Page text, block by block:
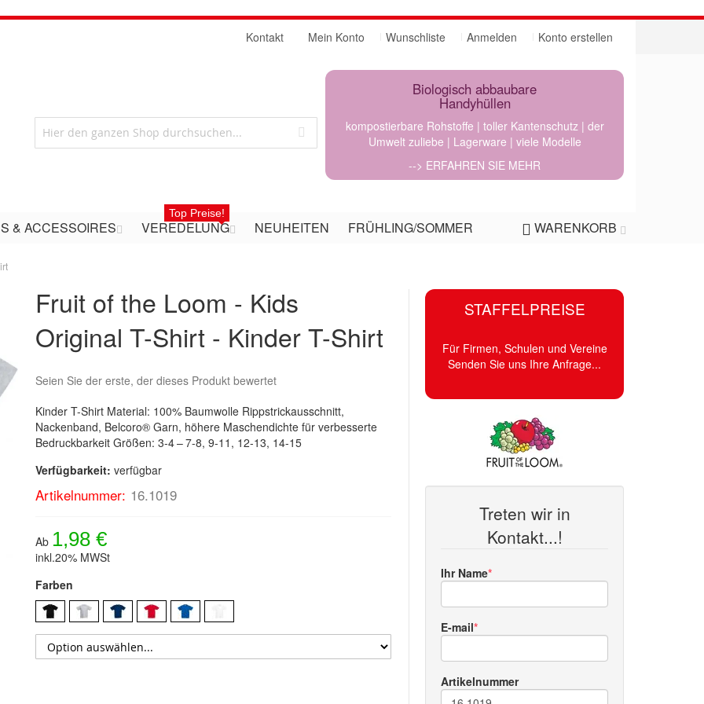
Mein Konto Wunschliste Anmelden Konto erstellen
Kontakt
Biologisch abbaubare
Handyhüllen
kompostierbare Rohstoffe | toller Kantenschutz | der
Umwelt zuliebe | Lagerware | viele Modelle
--> ERFAHREN SIE MEHR
WARENKORB
& ACCESSOIRES VEREDELUNG
Top Preise!
NEUHEITEN FRÜHLING/SOMMER
Fruit of the Loom - Kids
Original T-Shirt - Kinder T-Shirt
Seien Sie der erste, der dieses Produkt bewertet
Kinder T-Shirt Material: 100% Baumwolle Rippstrickausschnitt,
Nackenband, Belcoro® Garn, höhere Maschendichte für verbesserte
Bedruckbarkeit Größen: 3-4 – 7-8, 9-11, 12-13, 14-15
Verfügbarkeit: verfügbar
Artikelnummer: 16.1019
Ab 1,98 €
inkl.20% MWSt
Farben
STAFFELPREISE
Für Firmen, Schulen und Vereine
Senden Sie uns Ihre Anfrage...
Treten wir in
Kontakt...!
Ihr Name
E-mail
Artikelnummer